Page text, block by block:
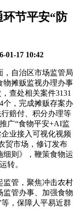
节平安“防
01-17 10:42
自治区市场监管局
物摊贩监视办理办事
查处相关案件3131
个，完成摊贩存案办
赔付、积分办理等
广“食物平安+AI监
业接入可视化视频
贸市场，修订发布
细则》，鞭策食物运
转。
管，聚焦冲击农村
监管办事、加强食物
，保障人平易近群